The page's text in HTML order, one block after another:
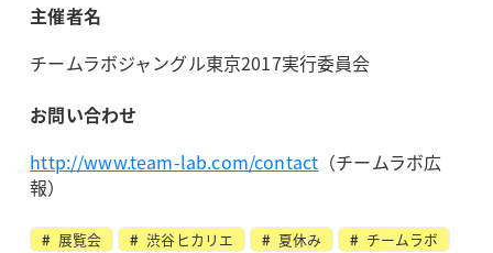
主催者名
チームラボジャングル東京2017実行委員会
お問い合わせ
http://www.team-lab.com/contact （チームラボ広
報）
展覧会 渋谷ヒカリエ 夏休み チームラボ